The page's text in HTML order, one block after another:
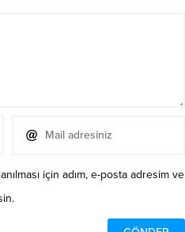
için adım, e-posta adresim ve